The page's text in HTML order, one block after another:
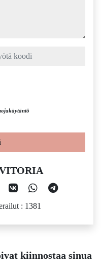
: 1381
kiinnostaa sinua